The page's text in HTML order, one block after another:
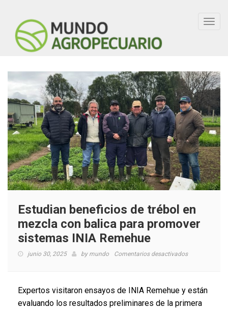
Estudian beneficios de trébol en
mezcla con balica para promover
sistemas INIA Remehue
junio 30, 2025 by mundo Comentarios desactivadosen
trébol
en
Expertos visitaron ensayos de INIA Remehue y están
evaluando los resultados preliminares de la primera